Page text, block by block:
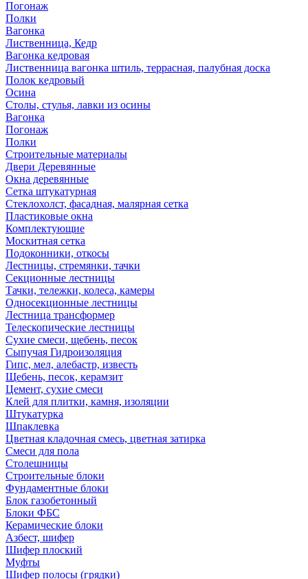
Погонаж
Полки
Вагонка
Лиственница, Кедр
Вагонка кедровая
Лиственница вагонка штиль, террасная, палубная доска
Полок кедровый
Осина
Столы, стулья, лавки из осины
Вагонка
Погонаж
Полки
Строительные материалы
Двери Деревянные
Окна деревянные
Сетка штукатурная
Стеклохолст, фасадная, малярная сетка
Пластиковые окна
Комплектующие
Москитная сетка
Подоконники, откосы
Лестницы, стремянки, тачки
Секционные лестницы
Тачки, тележки, колеса, камеры
Односекционные лестницы
Лестница трансформер
Телескопические лестницы
Сухие смеси, щебень, песок
Сыпучая Гидроизоляция
Гипс, мел, алебастр, известь
Щебень, песок, керамзит
Цемент, сухие смеси
Клей для плитки, камня, изоляции
Штукатурка
Шпаклевка
Цветная кладочная смесь, цветная затирка
Смеси для пола
Столешницы
Строительные блоки
Фундаментные блоки
Блок газобетонный
Блоки ФБС
Керамические блоки
Азбест, шифер
Шифер плоский
Муфты
Шифер полосы (грядки)